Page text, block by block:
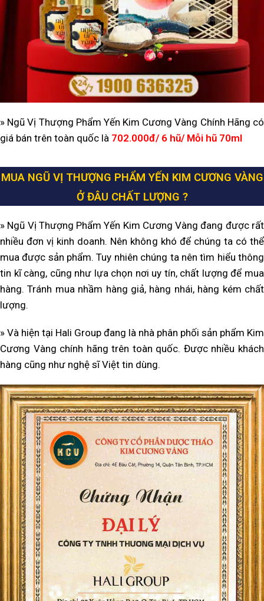
» Ngũ Vị Thượng Phẩm Yến Kim Cương Vàng Chính Hãng có
giá bán trên toàn quốc là 702.000đ/ 6 hũ/ Mỗi hũ 70ml
MUA NGŨ VỊ THƯỢNG PHẨM YẾN KIM CƯƠNG VÀNG
Ở ĐÂU CHẤT LƯỢNG ?
» Ngũ Vị Thượng Phẩm Yến Kim Cương Vàng đang được rất
nhiều đơn vị kinh doanh. Nên không khó để chúng ta có thể
mua được sản phẩm. Tuy nhiên chúng ta nên tìm hiểu thông
tin kĩ càng, cũng như lựa chọn nơi uy tín, chất lượng để mua
hàng. Tránh mua nhầm hàng giả, hàng nhái, hàng kém chất
lượng.
» Và hiện tại Hali Group đang là nhà phân phối sản phẩm Kim
Cương Vàng chính hãng trên toàn quốc. Được nhiều khách
hàng cũng như nghệ sĩ Việt tin dùng.